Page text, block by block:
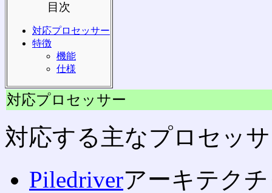
目次
対応プロセッサー
特徴
機能
仕様
対応プロセッサー
対応する主なプロセッ
Piledriverアーキテク